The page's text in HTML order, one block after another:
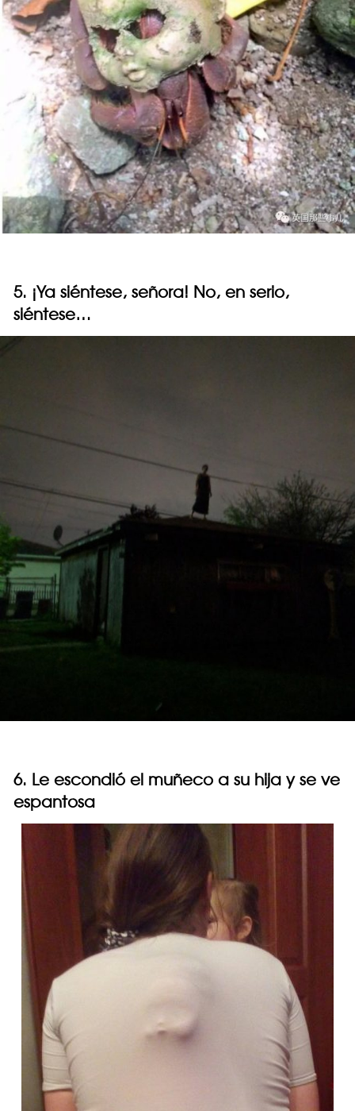
5. ¡Ya siéntese, señora! No, en serio,
siéntese…
6. Le escondió el muñeco a su hija y se ve
espantosa